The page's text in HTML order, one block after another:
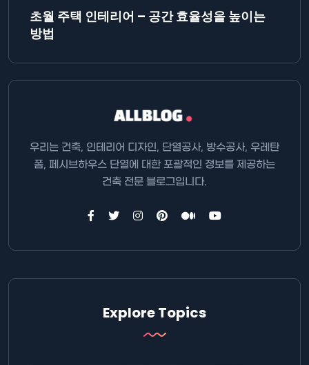
초월 주택 인테리어 – 공간 효율성을 높이는
방법
우리는 건축, 인테리어 디자인, 단열공사, 방수공사, 우레탄
폼, 페시브하우스 단열에 대한 포괄적인 정보를 제공하는
건축 전문 블로그입니다.
Explore Topics